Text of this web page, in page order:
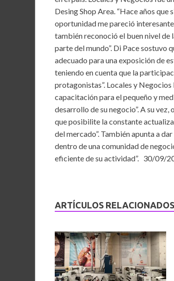
b
o
o
k
er l
s
A
p
p
dI
n
Desing Shop Area. “Hace años que
oportunidad me pareció
también reconoció el buen nivel de
parte del mundo”. Di Pace sostuvo
adecuado para una exposición de
teniendo en cuenta que la
protagonistas”. Locales y
capacitación para el pequeño y
desarrollo de su negocio”. A su
que posibilite la constante
del mercado”. También apunta a
dentro de una comunidad de
eficiente de su actividad”. 30/09/
ARTÍCULOS RELACIONADOS